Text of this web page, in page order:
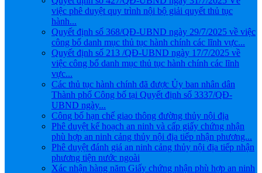
việc phê duyệt quy trình nội bộ giải quyết thủ tục
hành...
Quyết định số 368/QĐ-UBND ngày 29/7/2025 về việc
công bố danh mục thủ tục hành chính các lĩnh vực...
Quyết định số 213 /QĐ-UBND ngày 17/7/2025 về
việc công bố danh mục thủ tục hành chính các lĩnh
vực...
Các thủ tục hành chính đã được Ủy ban nhân dân
Thành phố Công bố tại Quyết định số 3337/QĐ-
UBND ngày...
Công bố hạn chế giao thông đường thủy nội địa
Phê duyệt kế hoạch an ninh và cấp giấy chứng nhận
phù hợp an ninh cảng thủy nội địa tiếp nhận phương...
Phê duyệt đánh giá an ninh cảng thủy nội địa tiếp nhận
phương tiện nước ngoài
Xác nhận hàng năm Giấy chứng nhận phù hợp an ninh